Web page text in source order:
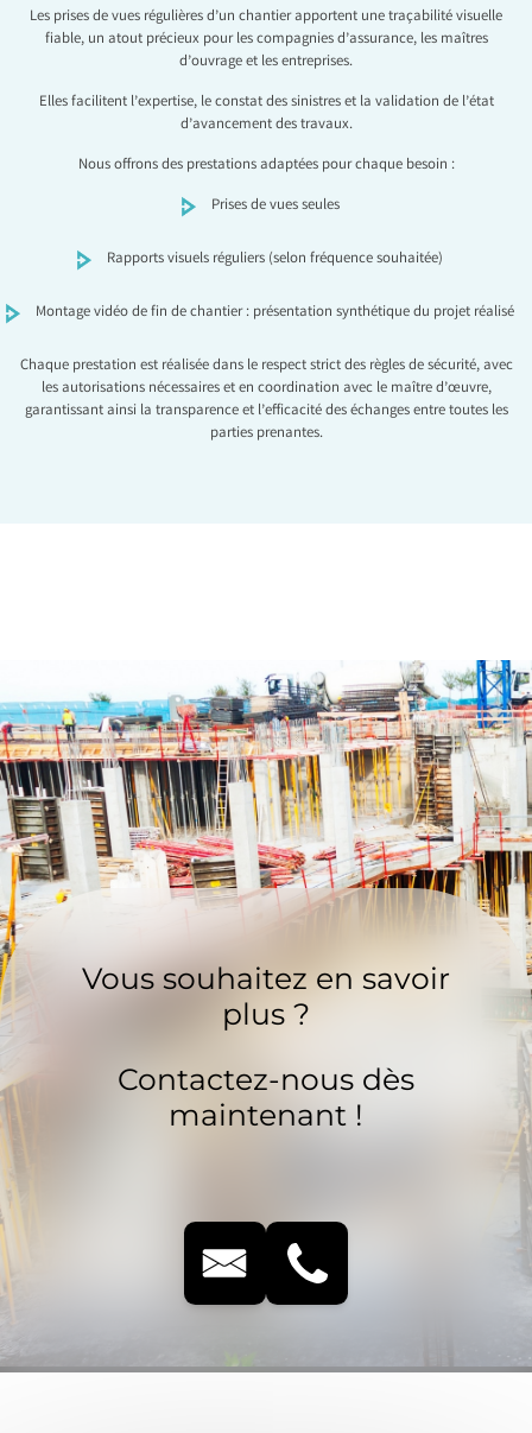
Les prises de vues régulières d’un chantier apportent une traçabilité visuelle
fiable, un atout précieux pour les compagnies d’assurance, les maîtres
d’ouvrage et les entreprises.
Elles facilitent l’expertise, le constat des sinistres et la validation de l’état
d’avancement des travaux.
Nous offrons des prestations adaptées pour chaque besoin :
Prises de vues seules
Rapports visuels réguliers (selon fréquence souhaitée)
Montage vidéo de fin de chantier : présentation synthétique du projet réalisé
Chaque prestation est réalisée dans le respect strict des règles de sécurité, avec
les autorisations nécessaires et en coordination avec le maître d’œuvre,
garantissant ainsi la transparence et l’efficacité des échanges entre toutes les
parties prenantes.
Vous souhaitez en savoir
plus ?
Contactez-nous dès
maintenant !